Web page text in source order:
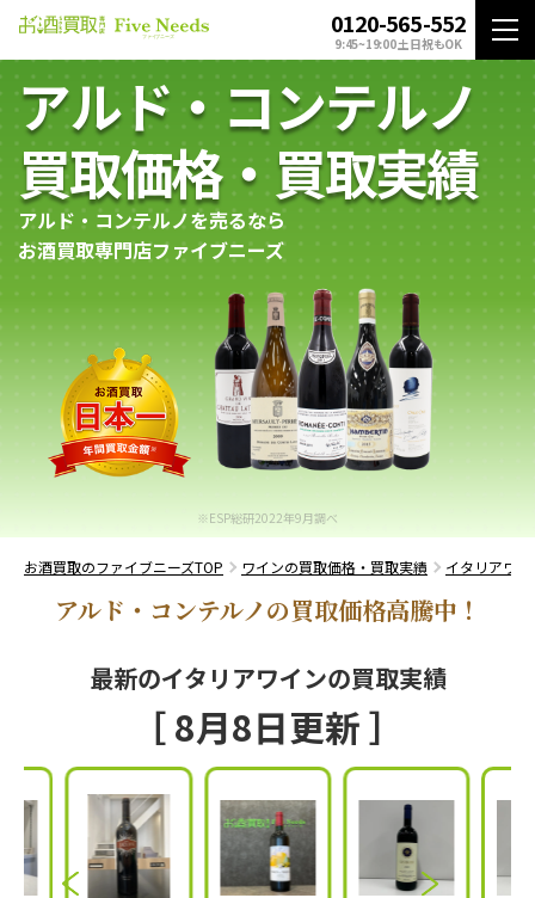
0120-565-552
9:45~19:00 土日祝もOK
アルド・コンテルノ
買取価格・買取実績
アルド・コンテルノを売るなら
お酒買取専門店ファイブニーズ
※ESP総研2022年9月調べ
お酒買取のファイブニーズTOP ワインの買取価格・買取実績 イタリアワ
アルド・コンテルノの買取価格高騰中！
最新のイタリアワインの買取実績
［ 8月8日更新 ］